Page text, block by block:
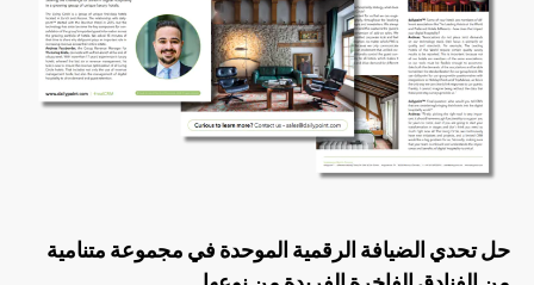
حل تحدي الضيافة الرقمية الموحدة في مجموعة متنامية